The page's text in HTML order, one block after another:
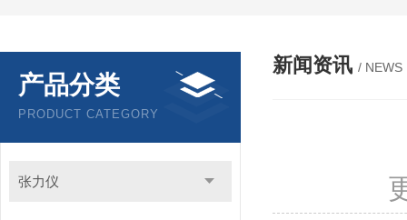
产品分类
PRODUCT CATEGORY
张力仪
新闻资讯 / NEWS